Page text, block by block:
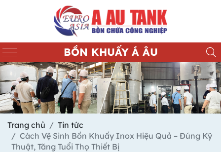
BỒN KHUẤY Á ÂU
Trang chủ
Tin tức
Cách Vệ Sinh Bồn Khuấy Inox Hiệu Quả – Đúng Kỹ
Thuật, Tăng Tuổi Thọ Thiết Bị